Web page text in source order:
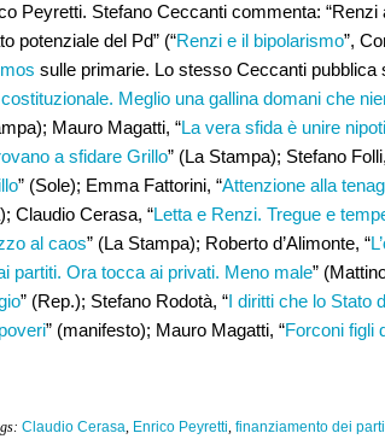
Peyretti. Stefano Ceccanti commenta:
potenziale del Pd” (“Renzi e il bipolarismo”,
sulle primarie. Lo stesso Ceccanti pubblica
Meglio una gallina domani che
Mauro Magatti, “La vera sfida è unire
a sfidare Grillo” (La Stampa); Stefano
” (Sole); Emma Fattorini, “Attenzione alla
Claudio Cerasa, “Letta e Renzi. Tregue e
al caos” (La Stampa); Roberto d’Alimonte, “
partiti. Ora tocca ai privati. Meno male”
” (Rep.); Stefano Rodotà, “I diritti che lo Stato
” (manifesto); Mauro Magatti, “Forconi figli
Claudio Cerasa, Enrico Peyretti, finanziamento dei